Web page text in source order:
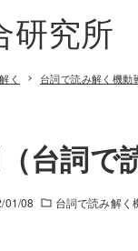
研究所
く 台詞で読み解く機動
台詞で
01/08 台詞で読み解く